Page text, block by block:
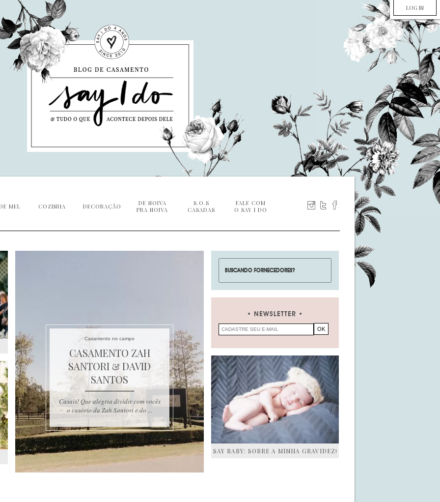
LOG IN
MEL COZINHA DECORAÇÃO
DE NOIVA
PRA NOIVA
S.O.S
CASADAS
FALE COM
O SAY I DO
Casamento no campo
CASAMENTO ZAH
SANTORI & DAVID
SANTOS
Casais! Que alegria dividir com vocês
o casório da Zah Santori e do ...
NEWSLETTER
SAY BABY: SOBRE A MINHA GRAVIDEZ!